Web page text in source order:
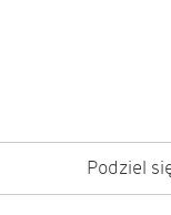
Podziel